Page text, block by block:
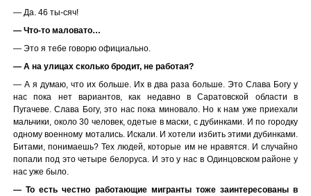
— Да. 46 ты-сяч!
— Что-то маловато…
— Это я тебе говорю официально.
— А на улицах сколько бродит, не работая?
— А я думаю, что их больше. Их в два раза больше. Это Слава Богу у
нас пока нет вариантов, как недавно в Саратовской области в
Пугачеве. Слава Богу, это нас пока миновало. Но к нам уже приехали
мальчики, около 30 человек, одетые в маски, с дубинками. И по городку
одному военному мотались. Искали. И хотели избить этими дубинками.
Битами, понимаешь? Тех людей, которые им не нравятся. И случайно
попали под это четыре белоруса. И это у нас в Одинцовском районе у
нас уже было.
— То есть честно работающие мигранты тоже заинтересованы в